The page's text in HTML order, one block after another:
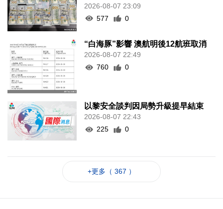
2026-08-07 23:09
577
0
“白海豚”影響 澳航明後12航班取消
2026-08-07 22:49
760
0
以黎安全談判因局勢升級提早結束
2026-08-07 22:43
225
0
+更多（ 367 ）